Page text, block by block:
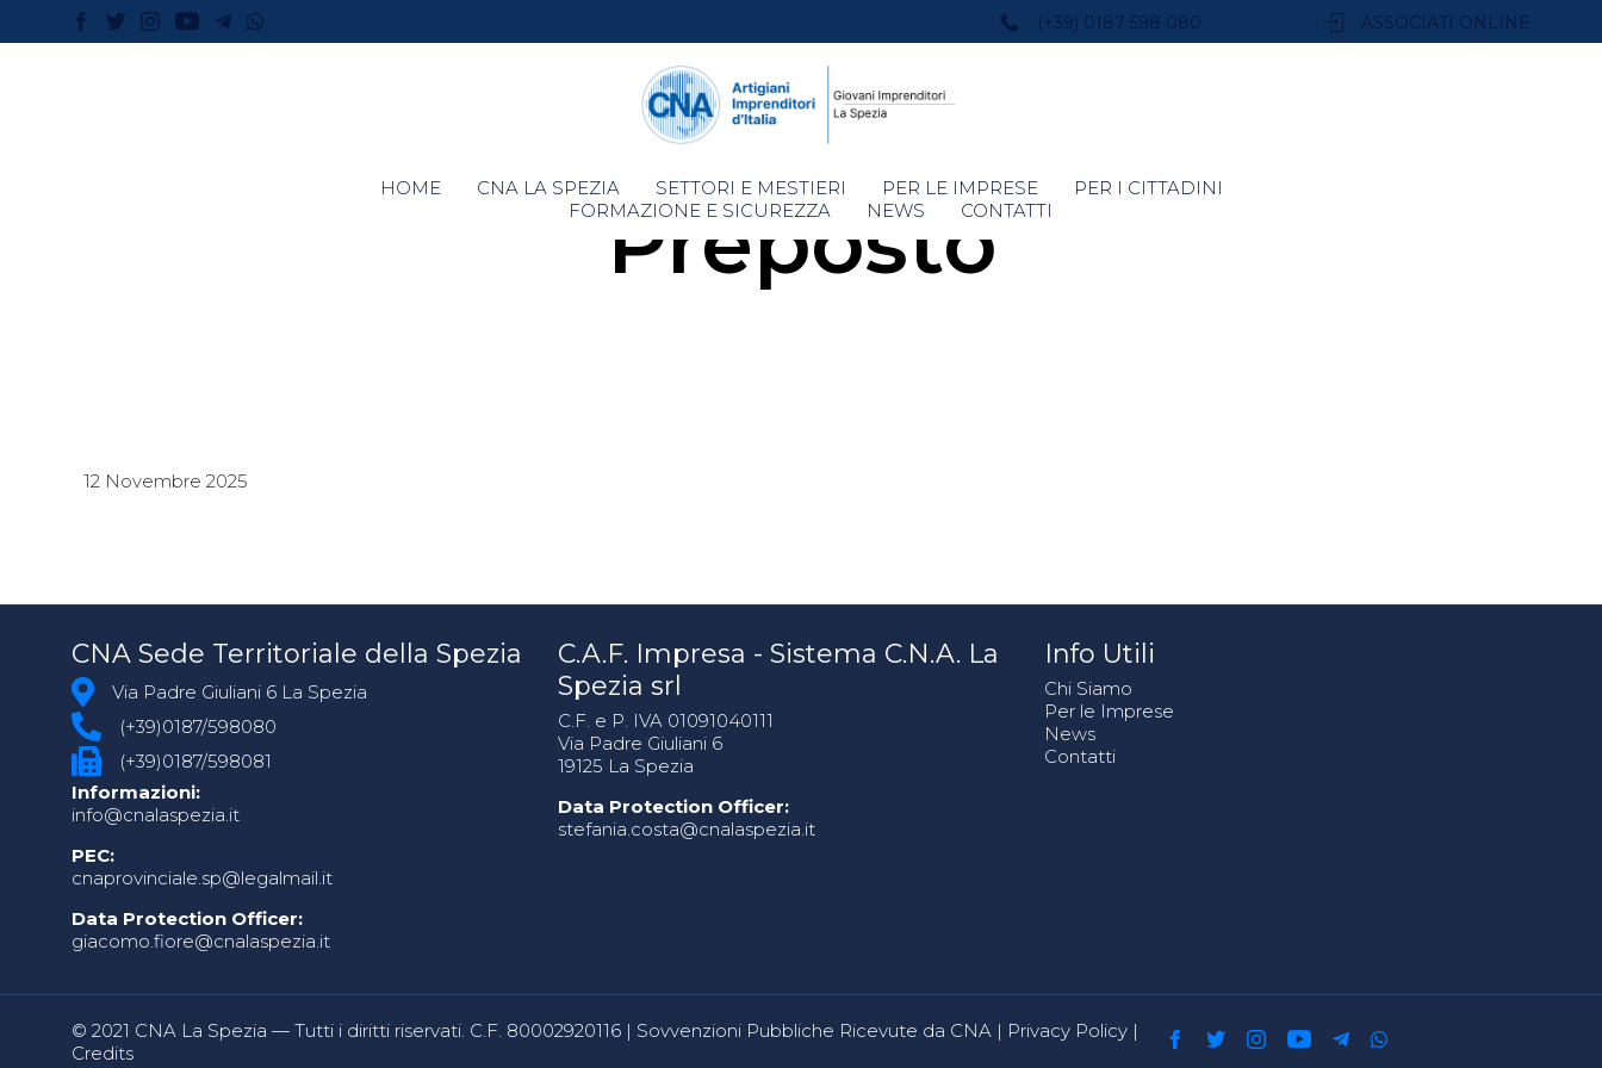
(+39) 0187 598 080 ASSOCIATI ONLINE
Skip
to
HOME CNA LA SPEZIA SETTORI E MESTIERI PER LE IMPRESE
PER I CITTADINI
FORMAZIONE E SICUREZZA
NEWS CONTATTI
Preposto
12 Novembre 2025
CNA Sede Territoriale della Spezia
Via Padre Giuliani 6 La Spezia
(+39)0187/598080
(+39)0187/598081
Informazioni:
info@cnalaspezia.it
PEC:
cnaprovinciale.sp@legalmail.it
Data Protection Officer:
giacomo.fiore@cnalaspezia.it
C.A.F. Impresa - Sistema C.N.A. La
Spezia srl
C.F. e P. IVA 01091040111
Via Padre Giuliani 6
19125 La Spezia
Data Protection Officer:
stefania.costa@cnalaspezia.it
Info Utili
Chi Siamo
Per le Imprese
News
Contatti
© 2021 CNA La Spezia — Tutti i diritti riservati. C.F. 80002920116 | Sovvenzioni Pubbliche Ricevute da CNA | Privacy Policy |
Credits